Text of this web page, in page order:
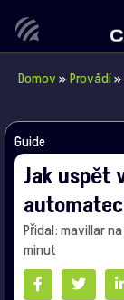
Domov»Provádí»
Guide
Jak uspět
Přidal: mavillar
minut